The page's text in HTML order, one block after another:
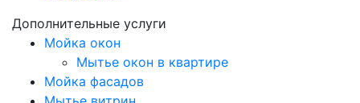
Дополнительные услуги
Мойка окон
Мытье окон в квартире
Мойка фасадов